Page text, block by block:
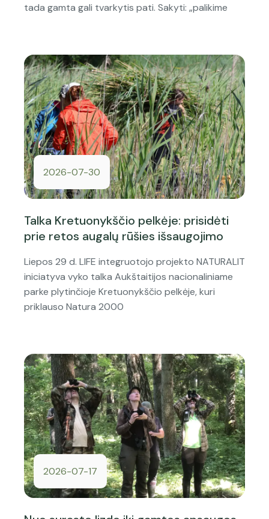
tada gamta gali tvarkytis pati. Sakyti: „palikime
2026-07-30
Talka Kretuonykščio pelkėje: prisidėti
prie retos augalų rūšies išsaugojimo
Liepos 29 d. LIFE integruotojo projekto NATURALIT
iniciatyva vyko talka Aukštaitijos nacionaliniame
parke plytinčioje Kretuonykščio pelkėje, kuri
priklauso Natura 2000
2026-07-17